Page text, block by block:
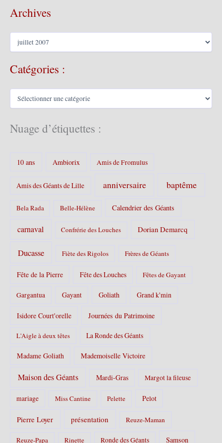
Archives
A
h
s
Catégories :
C
é
g
Nuage d’étiquettes :
10 ans Ambiorix Amis de Fromulus
Amis des Géants de Lille anniversaire baptême
Bela Rada Belle-Hélène Calendrier des Géants
carnaval Confrérie des Louches Dorian Demarcq
Ducasse Fiète des Rigolos Frères de Géants
Fête de la Pierre Fête des Louches Fêtes de Gayant
Gargantua Gayant Goliath Grand k'min
Isidore Court'orelle Journées du Patrimoine
L'Aigle à deux têtes La Ronde des Géants
Madame Goliath Mademoiselle Victoire
Maison des Géants Mardi-Gras Margot la fileuse
mariage Miss Cantine Pelette Pelot
Pierre Loyer présentation Reuze-Maman
Reuze-Papa Rinette Ronde des Géants Samson